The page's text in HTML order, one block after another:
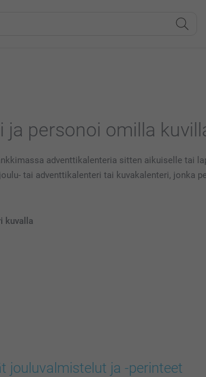
ja personoi omilla
adventtikalenteria sitten aikuiselle tai
tai adventtikalenteri tai kuvakalenteri, jonka
kuvalla
jouluvalmistelut ja -perinteet